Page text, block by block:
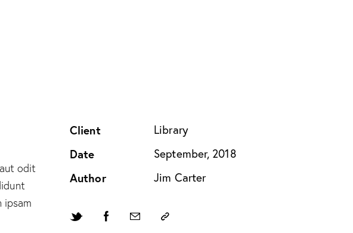
odit
ipsam
Client Library
Date September, 2018
Author Jim Carter